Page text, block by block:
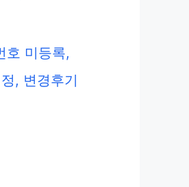
호 미등록,
, 변경후기